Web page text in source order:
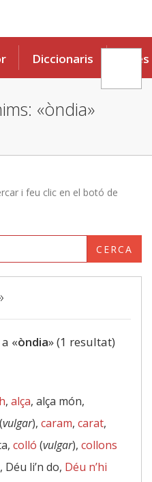
Diccionaris Eines
«òndia»
i feu clic en el botó de
CERCA
«òndia» (1 resultat)
, alça, alça món,
(vulgar), caram, carat,
colló (vulgar), collons
, Déu li’n do, Déu n’hi